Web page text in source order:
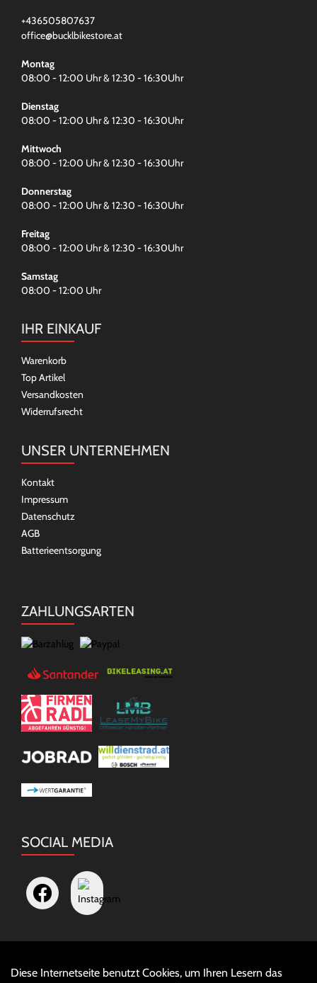
+436505807637
office@bucklbikestore.at
Montag
08:00 - 12:00 Uhr & 12:30 - 16:30Uhr
Dienstag
08:00 - 12:00 Uhr & 12:30 - 16:30Uhr
Mittwoch
08:00 - 12:00 Uhr & 12:30 - 16:30Uhr
Donnerstag
08:00 - 12:00 Uhr & 12:30 - 16:30Uhr
Freitag
08:00 - 12:00 Uhr & 12:30 - 16:30Uhr
Samstag
08:00 - 12:00 Uhr
IHR EINKAUF
Warenkorb
Top Artikel
Versandkosten
Widerrufsrecht
UNSER UNTERNEHMEN
Kontakt
Impressum
Datenschutz
AGB
Batterieentsorgung
ZAHLUNGSARTEN
SOCIAL MEDIA
Diese Internetseite benutzt Cookies, um Ihren Lesern das
Auftrag widerrufen